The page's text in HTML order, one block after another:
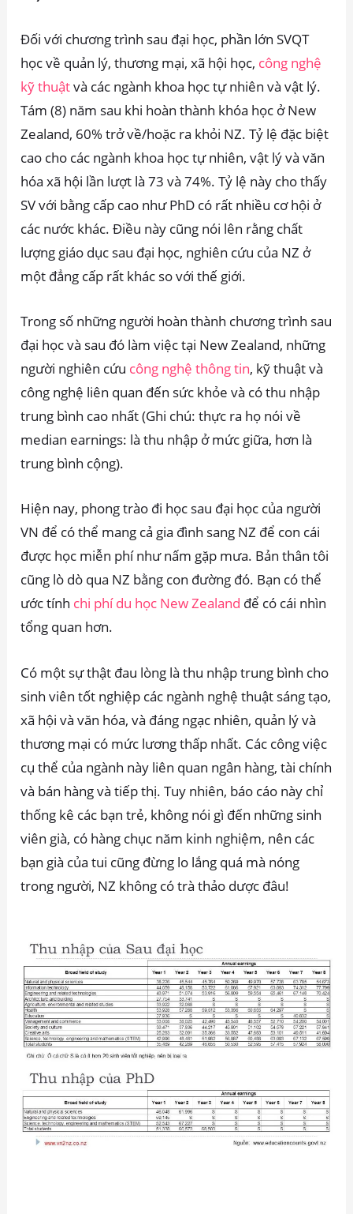
Đối với chương trình sau đại học, phần lớn SVQT
học về quản lý, thương mại, xã hội học, công nghệ
kỹ thuậtvà các ngành khoa học tự nhiên và vật lý.
Tám (8) năm sau khi hoàn thành khóa học ở New
Zealand, 60% trở về/hoặc ra khỏi NZ. Tỷ lệ đặc biệt
cao cho các ngành khoa học tự nhiên, vật lý và văn
hóa xã hội lần lượt là 73 và 74%. Tỷ lệ này cho thấy
SV với bằng cấp cao như PhD có rất nhiều cơ hội ở
các nước khác. Điều này cũng nói lên rằng chất
lượng giáo dục sau đại học, nghiên cứu của NZ ở
một đẳng cấp rất khác so với thế giới.
Trong số những người hoàn thành chương trình sau
đại học và sau đó làm việc tại New Zealand, những
người nghiên cứu công nghệ thông tin, kỹ thuật và
công nghệ liên quan đến sức khỏe và có thu nhập
trung bình cao nhất (Ghi chú: thực ra họ nói về
median earnings: là thu nhập ở mức giữa, hơn là
trung bình cộng).
Hiện nay, phong trào đi học sau đại học của người
VN để có thể mang cả gia đình sang NZ để con cái
được học miễn phí như nấm gặp mưa. Bản thân tôi
cũng lò dò qua NZ bằng con đường đó. Bạn có thể
ước tính chi phí du học New Zealand để có cái nhìn
tổng quan hơn.
Có một sự thật đau lòng là thu nhập trung bình cho
sinh viên tốt nghiệp các ngành nghệ thuật sáng tạo,
xã hội và văn hóa, và đáng ngạc nhiên, quản lý và
thương mại có mức lương thấp nhất. Các công việc
cụ thể của ngành này liên quan ngân hàng, tài chính
và bán hàng và tiếp thị. Tuy nhiên, báo cáo này chỉ
thống kê các bạn trẻ, không nói gì đến những sinh
viên già, có hàng chục năm kinh nghiệm, nên các
bạn già của tui cũng đừng lo lắng quá mà nóng
trong người, NZ không có trà thảo dược đâu!